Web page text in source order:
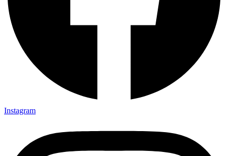
Instagram